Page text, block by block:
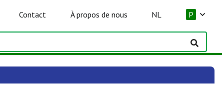
Contact À propos de nous NL P